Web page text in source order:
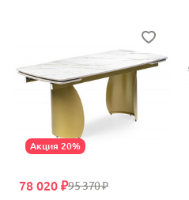
Акция 20%
95 370 ₽
78 020 ₽